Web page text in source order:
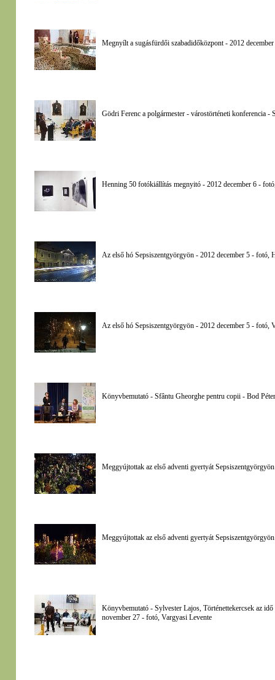
Megnyílt a sugásfürdői szabadidőközpont - 2012
Gödri Ferenc a polgármester - várostörténeti konferencia
Henning 50 fotókiállítás megnyitó - 2012 december 6 -
Az első hó Sepsiszentgyörgyön - 2012 december 5 - fotó,
Az első hó Sepsiszentgyörgyön - 2012 december 5 - fotó,
Könyvbemutató - Sfântu Gheorghe pentru copii - Bod
Meggyújtottak az első adventi gyertyát
Meggyújtottak az első adventi gyertyát
Könyvbemutató - Sylvester Lajos, Történettekercsek az
november 27 - fotó, Vargyasi Levente